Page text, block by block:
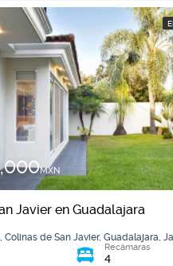
MXN
Javier en Guadalajara
Colinas de San Javier, Guadalajara,
Recámaras
4